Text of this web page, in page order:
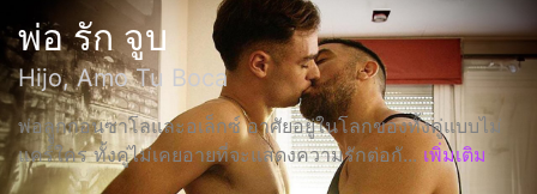
พ่อ รัก จูบ
Hijo, Amo Tu Boca
พ่อลููกกอนซาโลและอเล็กซ์ อาศัยอยู่ในโลกของทั้งคู่แบบไม่
แคร์ใคร ทั้งคู่ไม่เคยอายที่จะแสดงความรักต่อกั... เพิ่มเติม